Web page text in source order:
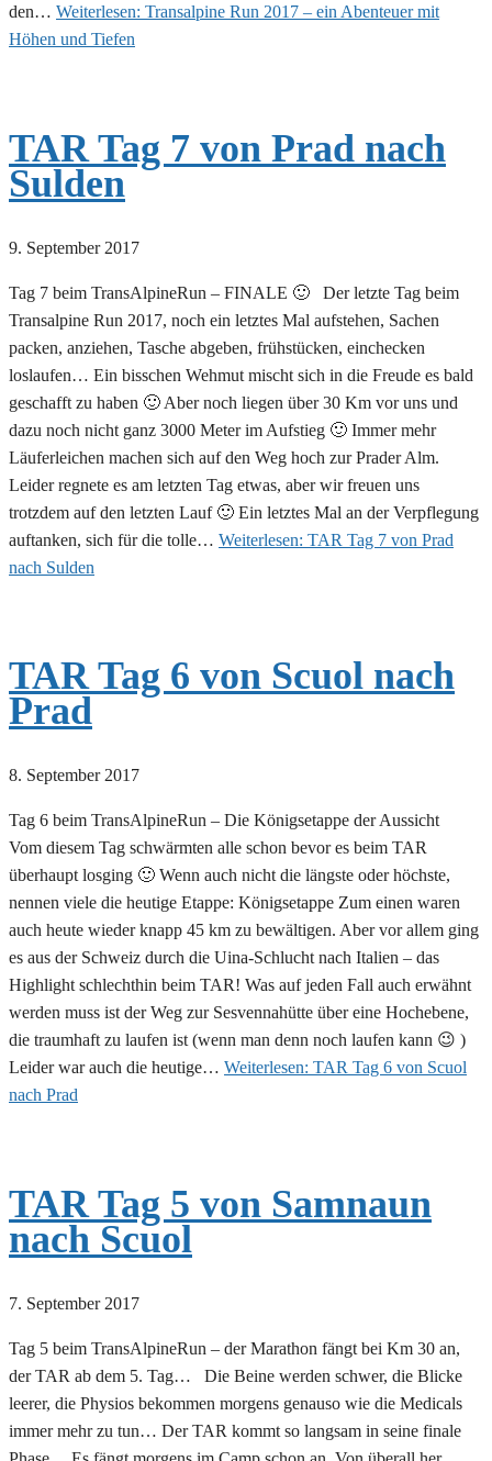
den… Weiterlesen: Transalpine Run 2017 – ein Abenteuer mit
Höhen und Tiefen
TAR Tag 7 von Prad nach
Sulden
9. September 2017
Tag 7 beim TransAlpineRun – FINALE 🙂 Der letzte Tag beim
Transalpine Run 2017, noch ein letztes Mal aufstehen, Sachen
packen, anziehen, Tasche abgeben, frühstücken, einchecken
loslaufen… Ein bisschen Wehmut mischt sich in die Freude es bald
geschafft zu haben 🙂 Aber noch liegen über 30 Km vor uns und
dazu noch nicht ganz 3000 Meter im Aufstieg 🙂 Immer mehr
Läuferleichen machen sich auf den Weg hoch zur Prader Alm.
Leider regnete es am letzten Tag etwas, aber wir freuen uns
trotzdem auf den letzten Lauf 🙂 Ein letztes Mal an der Verpflegung
auftanken, sich für die tolle… Weiterlesen: TAR Tag 7 von Prad
nach Sulden
TAR Tag 6 von Scuol nach
Prad
8. September 2017
Tag 6 beim TransAlpineRun – Die Königsetappe der Aussicht
Vom diesem Tag schwärmten alle schon bevor es beim TAR
überhaupt losging 🙂 Wenn auch nicht die längste oder höchste,
nennen viele die heutige Etappe: Königsetappe Zum einen waren
auch heute wieder knapp 45 km zu bewältigen. Aber vor allem ging
es aus der Schweiz durch die Uina-Schlucht nach Italien – das
Highlight schlechthin beim TAR! Was auf jeden Fall auch erwähnt
werden muss ist der Weg zur Sesvennahütte über eine Hochebene,
die traumhaft zu laufen ist (wenn man denn noch laufen kann 😉 )
Leider war auch die heutige… Weiterlesen: TAR Tag 6 von Scuol
nach Prad
TAR Tag 5 von Samnaun
nach Scuol
7. September 2017
Tag 5 beim TransAlpineRun – der Marathon fängt bei Km 30 an,
der TAR ab dem 5. Tag… Die Beine werden schwer, die Blicke
leerer, die Physios bekommen morgens genauso wie die Medicals
immer mehr zu tun… Der TAR kommt so langsam in seine finale